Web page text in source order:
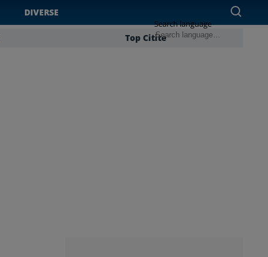
DIVERSE
Top Citite
Search language